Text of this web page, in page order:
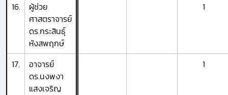
16.
ผู้ช่วย
ศาสตราจารย์
ดร.กระสินธุ์
หังสพฤกษ์
1
17.
อาจารย์
ดร.นงพงา
แสงเจริญ
1